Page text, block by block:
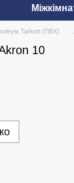
Tarkett (ПВХ)
10